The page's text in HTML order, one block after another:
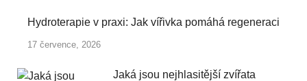
Hydroterapie v praxi: Jak vířivka pomáhá regeneraci
17 července, 2026
Jaká jsou nejhlasitější zvířata